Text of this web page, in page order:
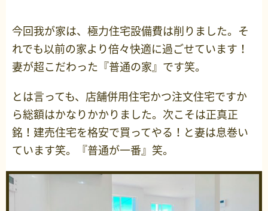
今回我が家は、極力住宅設備費は削りました。そ
れでも以前の家より倍々快適に過ごせています！
妻が超こだわった『普通の家』です笑。
とは言っても、店舗併用住宅かつ注文住宅ですか
ら総額はかなりかかりました。次こそは正真正
銘！建売住宅を格安で買ってやる！と妻は息巻い
ています笑。『普通が一番』笑。